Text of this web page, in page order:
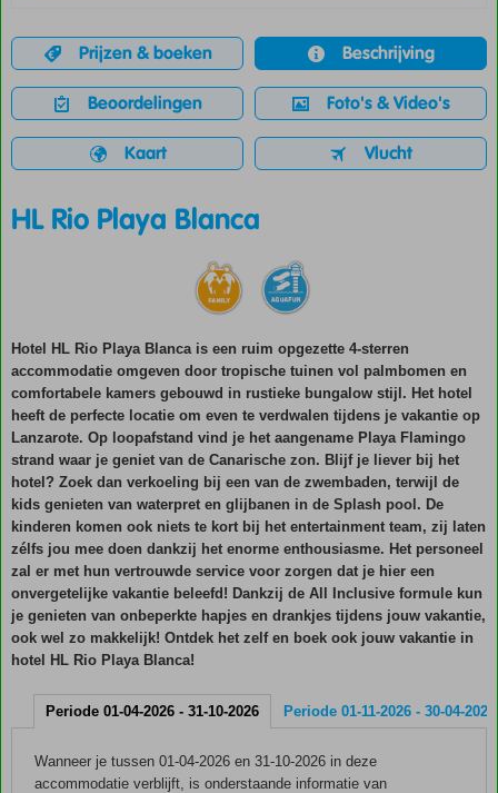
Prijzen & boeken Beschrijving
Beoordelingen Foto's & Video's
Kaart Vlucht
HL Rio Playa Blanca
Hotel HL Rio Playa Blanca is een ruim opgezette 4-sterren
accommodatie omgeven door tropische tuinen vol palmbomen en
comfortabele kamers gebouwd in rustieke bungalow stijl. Het hotel
heeft de perfecte locatie om even te verdwalen tijdens je vakantie op
Lanzarote. Op loopafstand vind je het aangename Playa Flamingo
strand waar je geniet van de Canarische zon. Blijf je liever bij het
hotel? Zoek dan verkoeling bij een van de zwembaden, terwijl de
kids genieten van waterpret en glijbanen in de Splash pool. De
kinderen komen ook niets te kort bij het entertainment team, zij laten
zélfs jou mee doen dankzij het enorme enthousiasme. Het personeel
zal er met hun vertrouwde service voor zorgen dat je hier een
onvergetelijke vakantie beleefd! Dankzij de All Inclusive formule kun
je genieten van onbeperkte hapjes en drankjes tijdens jouw vakantie,
ook wel zo makkelijk! Ontdek het zelf en boek ook jouw vakantie in
hotel HL Rio Playa Blanca!
Periode 01-04-2026 - 31-10-2026 Periode 01-11-2026 - 30-04-2027
Wanneer je tussen 01-04-2026 en 31-10-2026 in deze
accommodatie verblijft, is onderstaande informatie van